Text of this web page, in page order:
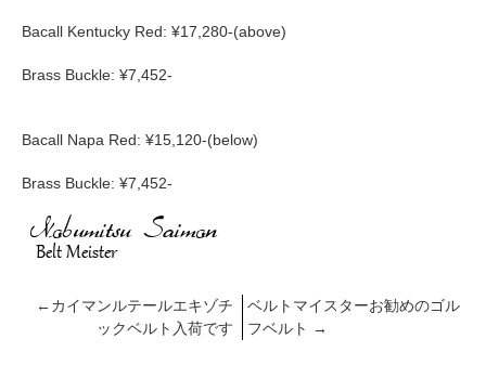
Bacall Kentucky Red: ¥17,280-(above)
Brass Buckle: ¥7,452-
Bacall Napa Red: ¥15,120-(below)
Brass Buckle: ¥7,452-
←カイマンルテールエキゾチ
ックベルト入荷です
ベルトマイスターお勧めのゴル
フベルト →